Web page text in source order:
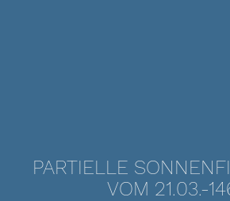
PARTIELLE
VOM 21.03.-